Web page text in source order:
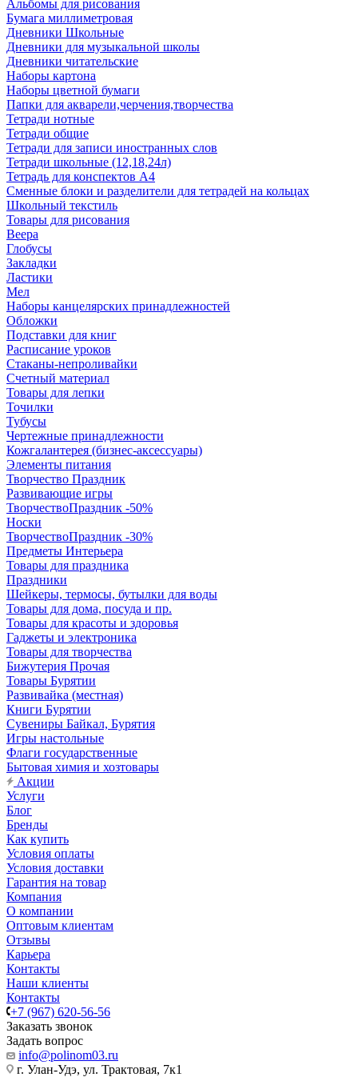
Альбомы для рисования
Бумага миллиметровая
Дневники Школьные
Дневники для музыкальной школы
Дневники читательские
Наборы картона
Наборы цветной бумаги
Папки для акварели,черчения,творчества
Тетради нотные
Тетради общие
Тетради для записи иностранных слов
Тетради школьные (12,18,24л)
Тетрадь для конспектов А4
Сменные блоки и разделители для тетрадей на кольцах
Школьный текстиль
Товары для рисования
Веера
Глобусы
Закладки
Ластики
Мел
Наборы канцелярских принадлежностей
Обложки
Подставки для книг
Расписание уроков
Стаканы-непроливайки
Счетный материал
Товары для лепки
Точилки
Тубусы
Чертежные принадлежности
Кожгалантерея (бизнес-аксессуары)
Элементы питания
Творчество Праздник
Развивающие игры
ТворчествоПраздник -50%
Носки
ТворчествоПраздник -30%
Предметы Интерьера
Товары для праздника
Праздники
Шейкеры, термосы, бутылки для воды
Товары для дома, посуда и пр.
Товары для красоты и здоровья
Гаджеты и электроника
Товары для творчества
Бижутерия Прочая
Товары Бурятии
Развивайка (местная)
Книги Бурятии
Сувениры Байкал, Бурятия
Игры настольные
Флаги государственные
Бытовая химия и хозтовары
Акции
Услуги
Блог
Бренды
Как купить
Условия оплаты
Условия доставки
Гарантия на товар
Компания
О компании
Оптовым клиентам
Отзывы
Карьера
Контакты
Наши клиенты
Контакты
+7 (967) 620-56-56
Заказать звонок
Задать вопрос
info@polinom03.ru
г. Улан-Удэ, ул. Трактовая, 7к1